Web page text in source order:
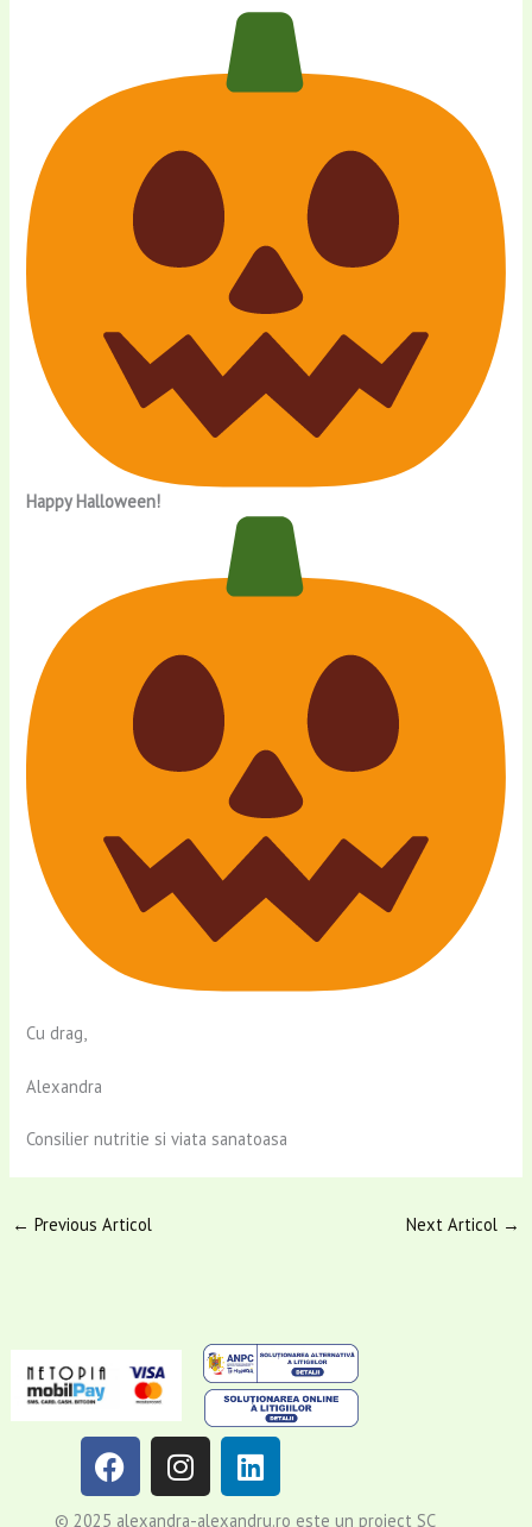
Happy Halloween!
Cu drag,
Alexandra
Consilier nutritie si viata sanatoasa
← Previous Articol Next Articol →
© 2025 alexandra-alexandru.ro este un proiect SC
F
a
c
I
n
s
L
i
n